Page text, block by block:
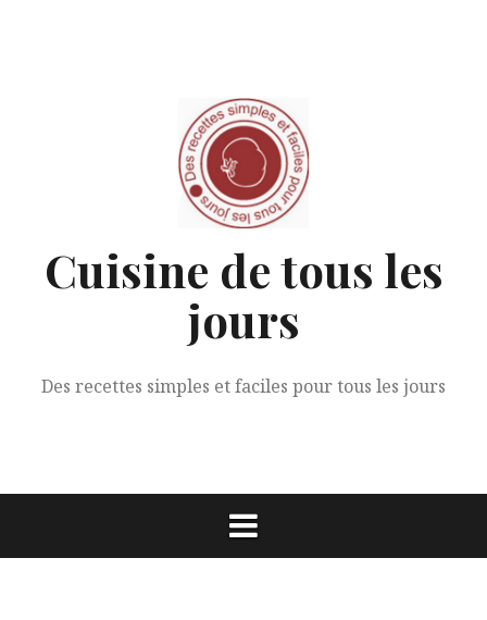
Cuisine de tous les
jours
Des recettes simples et faciles pour tous les jours